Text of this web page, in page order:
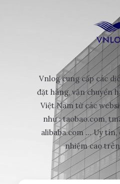
Vnlog cung cấp các
đặt hàng, vận chuyển
Việt Nam từ các
như : taobao.com,
alibaba.com ... Uy
nhiệm cao